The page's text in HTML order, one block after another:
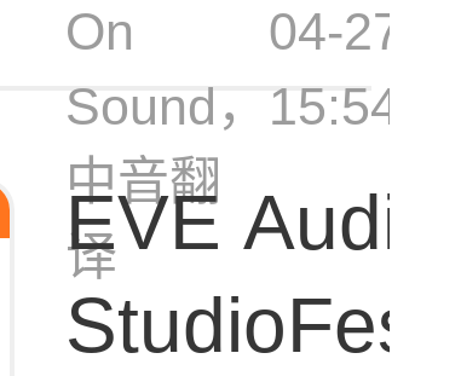
On
Sound，
中音翻
译
04-27
EVE